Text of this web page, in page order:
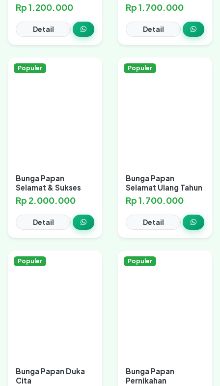
Rp 1.200.000
Detail
Rp 1.700.000
Detail
Populer
Bunga Papan
Selamat & Sukses
Rp 2.000.000
Detail
Populer
Bunga Papan
Selamat Ulang Tahun
Rp 1.700.000
Detail
Populer
Bunga Papan Duka
Cita
Populer
Bunga Papan
Pernikahan